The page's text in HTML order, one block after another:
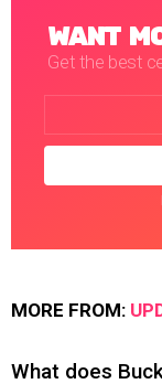
WANT
Get the best
MORE FROM:
What does